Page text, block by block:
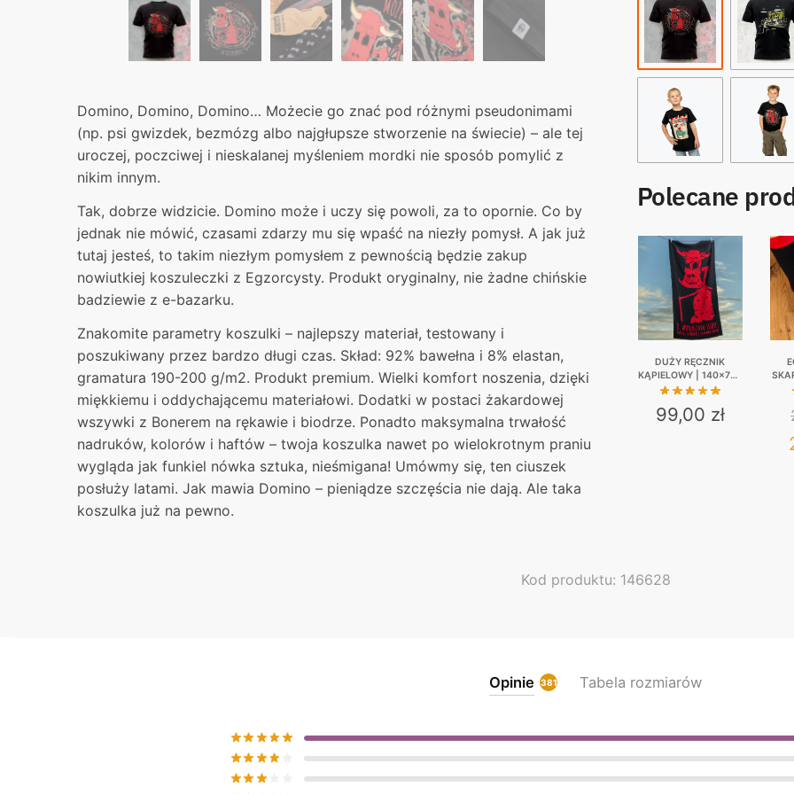
Domino, Domino, Domino… Możecie go znać pod różnymi pseudonimami
(np. psi gwizdek, bezmózg albo najgłupsze stworzenie na świecie) – ale tej
uroczej, poczciwej i nieskalanej myśleniem mordki nie sposób pomylić z
nikim innym.
Tak, dobrze widzicie. Domino może i uczy się powoli, za to opornie. Co by
jednak nie mówić, czasami zdarzy mu się wpaść na niezły pomysł. A jak już
tutaj jesteś, to takim niezłym pomysłem z pewnością będzie zakup
nowiutkiej koszuleczki z Egzorcysty. Produkt oryginalny, nie żadne chińskie
badziewie z e-bazarku.
Znakomite parametry koszulki – najlepszy materiał, testowany i
poszukiwany przez bardzo długi czas. Skład: 92% bawełna i 8% elastan,
gramatura 190-200 g/m2. Produkt premium. Wielki komfort noszenia, dzięki
miękkiemu i oddychającemu materiałowi. Dodatki w postaci żakardowej
wszywki z Bonerem na rękawie i biodrze. Ponadto maksymalna trwałość
nadruków, kolorów i haftów – twoja koszulka nawet po wielokrotnym praniu
wygląda jak funkiel nówka sztuka, nieśmigana! Umówmy się, ten ciuszek
posłuży latami. Jak mawia Domino – pieniądze szczęścia nie dają. Ale taka
koszulka już na pewno.
powoli,
to
opornie.
Polecane
DUŻY RĘCZNIK
KĄPIELOWY | 140×70 |
EGZORCYSTA –
BASEN
99,00 zł
Kod produktu: 146628
Opinie 381 Tabela rozmiarów